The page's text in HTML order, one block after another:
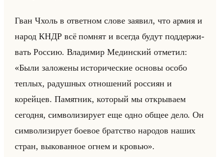
Гван Чхоль в от­вет­ном слове за­явил, что армия и
народ КНДР всё пом­нят и все­гда будут под­дер­жи­
вать Рос­сию. Вла­ди­мир Медин­ский от­ме­тил:
«Были заложены исторические основы особо
теплых, радушных отношений россиян и
корейцев. Памятник, который мы открываем
сегодня, символизирует еще одно общее дело. Он
символизирует боевое братство народов наших
стран, выкованное огнем и кровью».